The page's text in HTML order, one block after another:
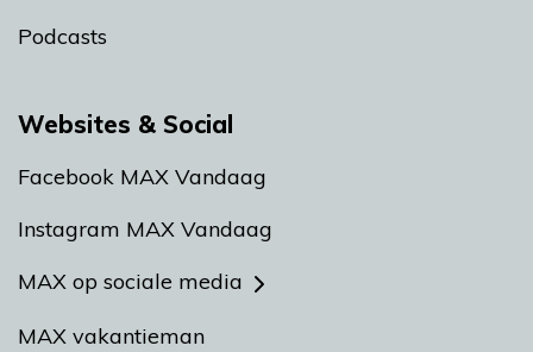
Podcasts
Websites & Social
Facebook MAX Vandaag
Instagram MAX Vandaag
MAX op sociale media
MAX vakantieman